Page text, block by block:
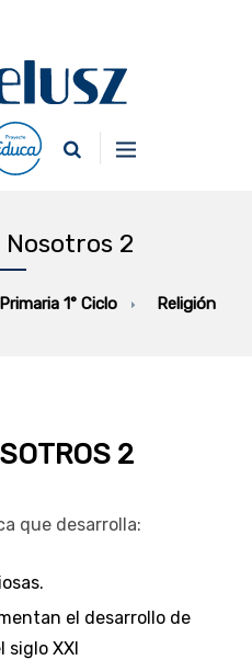
2
Primaria 1° Ciclo Religión
2
que desarrolla:
el desarrollo de
siglo XXI